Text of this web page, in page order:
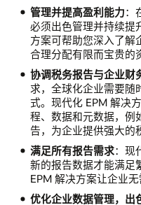
管理并提高盈利能力：
必须出色管理并持续提
方案可帮助您深入了解
合理分配有限而宝贵的
协调税务报告与企业财
求，全球化企业需要随
式。现代化 EPM 解决
程、数据和元数据，例
告，为企业提供强大的
满足所有报告需求：现
新的报告数据才能满足
EPM 解决方案让企业无
优化企业数据管理，出